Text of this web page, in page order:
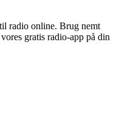
radio online. Brug nemt
gratis radio-app på din